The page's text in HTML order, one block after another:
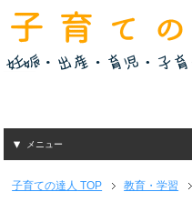
メニュー
子育ての達人 TOP 教育・学習